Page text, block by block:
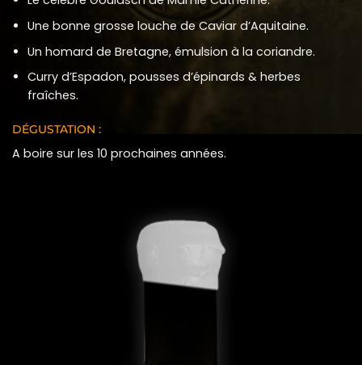
Une bonne grosse louche de Caviar d’Aquitaine.
Un homard de Bretagne, émulsion à la coriandre.
Curry d’Espadon, pousses d’épinards & herbes
fraîches.
DÉGUSTATION :
A boire sur les 10 prochaines années.